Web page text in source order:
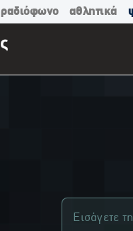
ραδιόφωνο αθλητικά